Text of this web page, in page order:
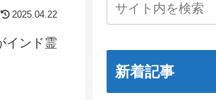
2025.04.22
インド霊
新着記事